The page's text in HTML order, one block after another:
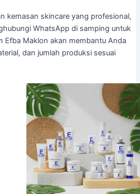
kemasan skincare yang profesional,
WhatsApp di samping untuk
Efba Maklon akan membantu Anda
dan jumlah produksi sesuai